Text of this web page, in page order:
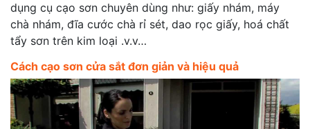
dụng cụ cạo sơn chuyên dùng như: giấy nhám, máy
chà nhám, đĩa cước chà rỉ sét, dao rọc giấy, hoá chất
tẩy sơn trên kim loại .v.v…
Cách cạo sơn cửa sắt đơn giản và hiệu quả